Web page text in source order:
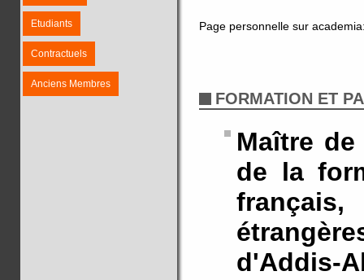
Etudiants
Contractuels
Anciens Membres
Page personnelle sur
FORMATION ET
Maître
de la
d'Addis-